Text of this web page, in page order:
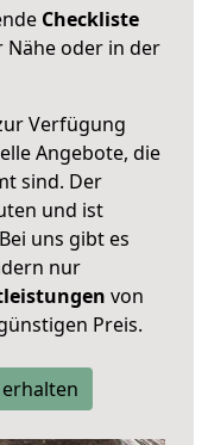
Checkliste
Nähe oder in der
Verfügung
Angebote, die
sind. Der
und ist
uns gibt es
nur
von
Preis.